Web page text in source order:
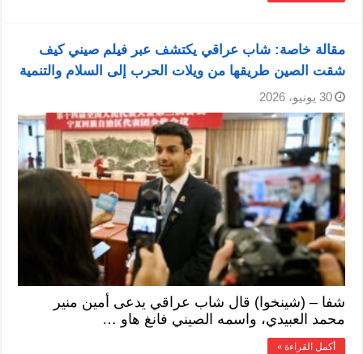
مقالة خاصة: شاب عراقي يكتشف عبر فيلم صيني كيف
شقت الصين طريقها من ويلات الحرب إلى السلام والتنمية
30 يونيو، 2026
شفا – (شينخوا) قال شاب عراقي يدعى أمين منير
محمد العبيدي، واسمه الصيني فانغ هاو …
أكمل القراءة »